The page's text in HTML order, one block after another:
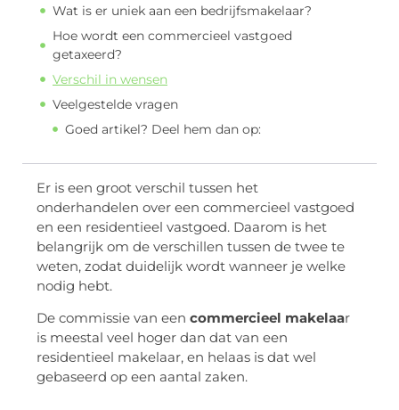
Wat is er uniek aan een bedrijfsmakelaar?
Hoe wordt een commercieel vastgoed
getaxeerd?
Verschil in wensen
Veelgestelde vragen
Goed artikel? Deel hem dan op:
Er is een groot verschil tussen het
onderhandelen over een commercieel vastgoed
en een residentieel vastgoed. Daarom is het
belangrijk om de verschillen tussen de twee te
weten, zodat duidelijk wordt wanneer je welke
nodig hebt.
De commissie van een commercieel makelaar
is meestal veel hoger dan dat van een
residentieel makelaar, en helaas is dat wel
gebaseerd op een aantal zaken.